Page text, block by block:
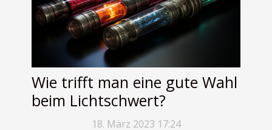
Wie trifft man eine gute Wahl
beim Lichtschwert?
18. März 2023 17:24